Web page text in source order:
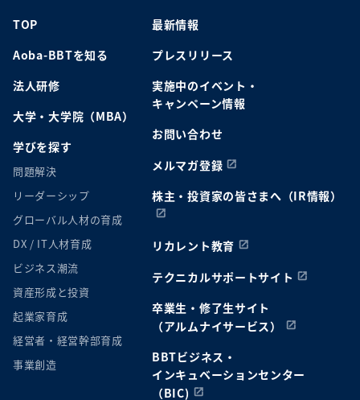
TOP
Aoba-BBTを知る
法人研修
大学・大学院（MBA）
学びを探す
問題解決
リーダーシップ
グローバル人材の育成
DX / IT人材育成
ビジネス潮流
資産形成と投資
起業家育成
経営者・経営幹部育成
事業創造
最新情報
プレスリリース
実施中のイベント・
キャンペーン情報
お問い合わせ
メルマガ登録
株主・投資家の皆さまへ（IR情報）
リカレント教育
テクニカルサポートサイト
卒業生・修了生サイト
（アルムナイサービス）
BBTビジネス・
インキュベーションセンター
（BIC)